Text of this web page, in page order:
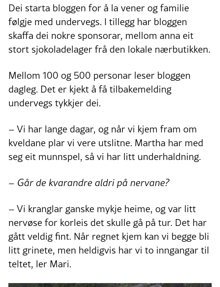
Dei starta bloggen for å la vener og familie
følgje med undervegs. I tillegg har bloggen
skaffa dei nokre sponsorar, mellom anna eit
stort sjokoladelager frå den lokale nærbutikken.
Mellom 100 og 500 personar leser bloggen
dagleg. Det er kjekt å få tilbakemelding
undervegs tykkjer dei.
– Vi har lange dagar, og når vi kjem fram om
kveldane plar vi vere utslitne. Martha har med
seg eit munnspel, så vi har litt underhaldning.
– Går de kvarandre aldri på nervane?
– Vi kranglar ganske mykje heime, og var litt
nervøse for korleis det skulle gå på tur. Det har
gått veldig fint. Når regnet kjem kan vi begge bli
litt grinete, men heldigvis har vi to inngangar til
teltet, ler Mari.